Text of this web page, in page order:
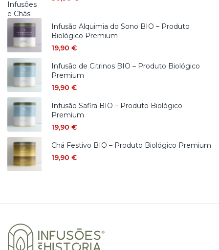
Infusão Alquimia do Sono BIO – Produto
Biológico Premium
19,90 €
Infusão de Citrinos BIO – Produto Biológico
Premium
19,90 €
Infusão Safira BIO – Produto Biológico
Premium
19,90 €
Chá Festivo BIO – Produto Biológico Premium
19,90 €